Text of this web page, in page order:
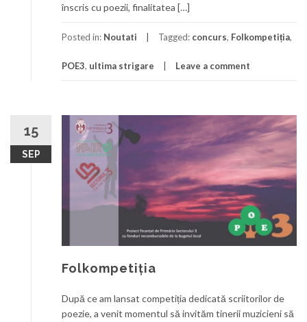
înscris cu poezii, finalitatea […]
Posted in: Noutati Tagged: concurs, Folkompetiția,
POE3, ultima strigare Leave a comment
15
SEP
Folkompetiția
După ce am lansat competiția dedicată scriitorilor de
poezie, a venit momentul să invităm tinerii muzicieni să